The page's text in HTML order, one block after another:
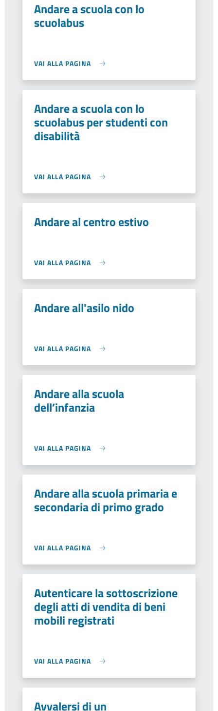
Andare a scuola con lo
scuolabus
VAI ALLA PAGINA
Andare a scuola con lo
scuolabus per studenti con
disabilità
VAI ALLA PAGINA
Andare al centro estivo
VAI ALLA PAGINA
Andare all'asilo nido
VAI ALLA PAGINA
Andare alla scuola
dell’infanzia
VAI ALLA PAGINA
Andare alla scuola primaria e
secondaria di primo grado
VAI ALLA PAGINA
Autenticare la sottoscrizione
degli atti di vendita di beni
mobili registrati
VAI ALLA PAGINA
Avvalersi di un